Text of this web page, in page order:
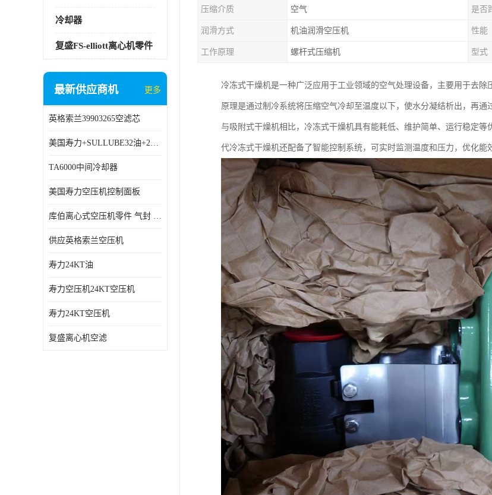
冷却器
复盛FS-elliott离心机零件
最新供应商机 更多
英格索兰39903265空滤芯
美国寿力+SULLUBE32油+250022-669
TA6000中间冷却器
美国寿力空压机控制面板
库伯离心式空压机零件 气封 机型 TA6000 TA18 TA9000原厂品质
供应英格索兰空压机
寿力24KT油
寿力空压机24KT空压机
寿力24KT空压机
复盛离心机空滤
压缩介质 空气 是否
润滑方式 机油润滑空压机 性能
工作原理 螺杆式压缩机 型式
冷冻式干燥机是一种广泛应用于工业领域的空气处理设备，主要用于去
原理是通过制冷系统将压缩空气冷却至温度以下，使水分凝结析出，再通
与吸附式干燥机相比，冷冻式干燥机具有能耗低、维护简单、运行稳定
代冷冻式干燥机还配备了智能控制系统，可实时监测温度和压力，优化能